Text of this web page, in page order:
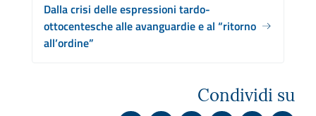
Dalla crisi delle espressioni tardo-
ottocentesche alle avanguardie e al “ritorno
all’ordine”
Condividi su